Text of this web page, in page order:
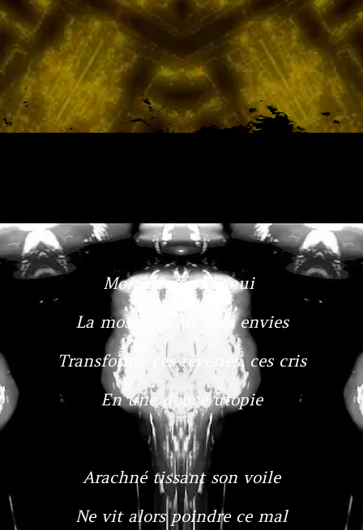
Morcelé par l’ennui
La mosaïque de mes envies
Transforme ces rêveries, ces cris
En une douce utopie
Arachné tissant son voile
Ne vit alors poindre ce mal